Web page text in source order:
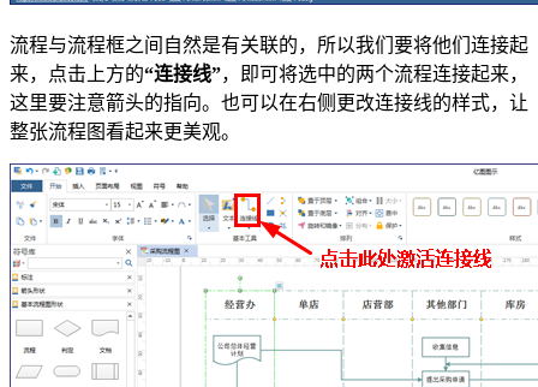
流程与流程框之间自然是有关联的，所以我们要将他们连接起
来，点击上方的“连接线”，即可将选中的两个流程连接起来，
这里要注意箭头的指向。也可以在右侧更改连接线的样式，让
整张流程图看起来更美观。